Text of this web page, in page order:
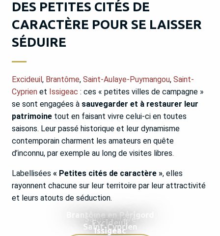
DES PETITES CITÉS DE
CARACTÈRE POUR SE LAISSER
SÉDUIRE
Excideuil, Brantôme, Saint-Aulaye-Puymangou, Saint-
Cyprien et Issigeac : ces « petites villes de campagne »
se sont engagées à sauvegarder et à restaurer leur
patrimoine tout en faisant vivre celui-ci en toutes
saisons. Leur passé historique et leur dynamisme
contemporain charment les amateurs en quête
d’inconnu, par exemple au long de visites libres.
Labellisées « Petites cités de caractère », elles
rayonnent chacune sur leur territoire par leur attractivité
et leurs atouts de séduction.
Brantôme en Périgord
Saint-Aulaye
Excideuil
Saint-Cyprien
Issigeac